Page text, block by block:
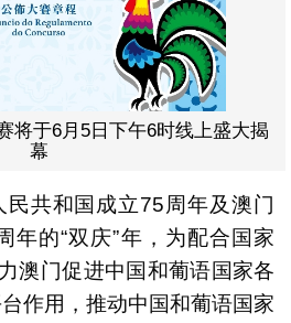
将于6月5日下午6时线上盛大揭
幕
民共和国成立75周年及澳门
年的“双庆”年，为配合国家
澳门促进中国和葡语国家各
作用，推动中国和葡语国家